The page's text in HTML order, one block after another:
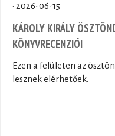
· 2026-06-15
KÁROLY KIRÁLY
KÖNYVRECENZIÓI
Ezen a felületen az
lesznek elérhetőek.